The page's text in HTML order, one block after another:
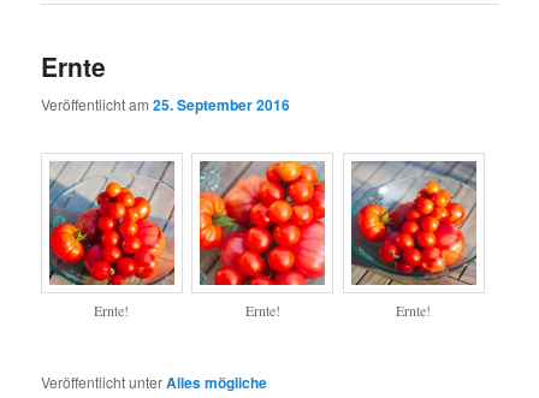
Ernte
Veröffentlicht am25. September 2016
Ernte! Ernte! Ernte!
Veröffentlicht unterAlles mögliche